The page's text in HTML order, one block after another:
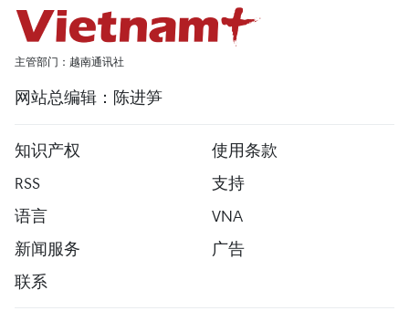
主管部门：越南通讯社
网站总编辑：陈进笋
知识产权
使用条款
RSS
支持
语言
VNA
新闻服务
广告
联系